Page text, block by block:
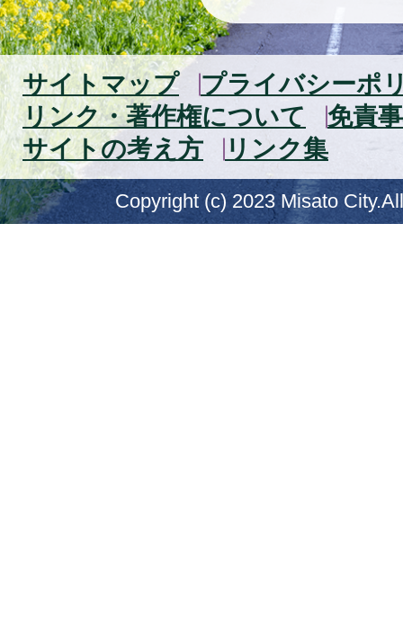
サイトマップ
プライバシーポ
リンク・著作権について
免責
サイトの考え方
リンク集
Copyright (c) 2023 Misato